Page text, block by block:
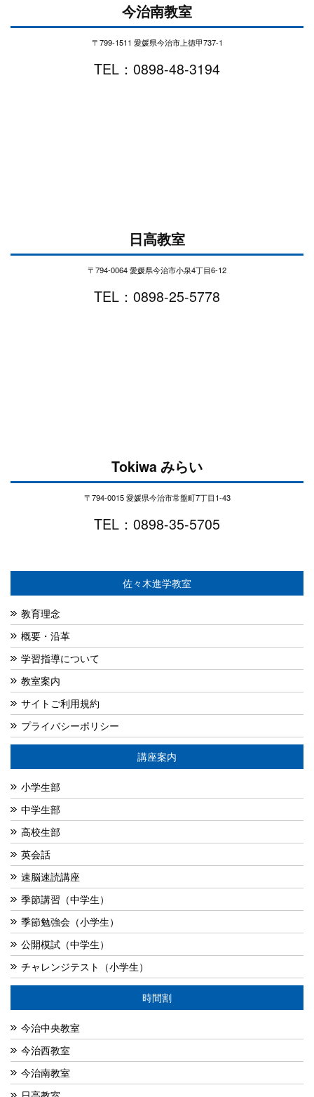
今治南教室
〒799-1511 愛媛県今治市上徳甲737-1
TEL：0898-48-3194
日高教室
〒794-0064 愛媛県今治市小泉4丁目6-12
TEL：0898-25-5778
Tokiwa みらい
〒794-0015 愛媛県今治市常盤町7丁目1-43
TEL：0898-35-5705
佐々木進学教室
教育理念
概要・沿革
学習指導について
教室案内
サイトご利用規約
プライバシーポリシー
講座案内
小学生部
中学生部
高校生部
英会話
速脳速読講座
季節講習（中学生）
季節勉強会（小学生）
公開模試（中学生）
チャレンジテスト（小学生）
時間割
今治中央教室
今治西教室
今治南教室